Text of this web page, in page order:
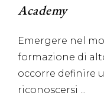
Academy
Emergere nel
formazione di
occorre definire
riconoscersi